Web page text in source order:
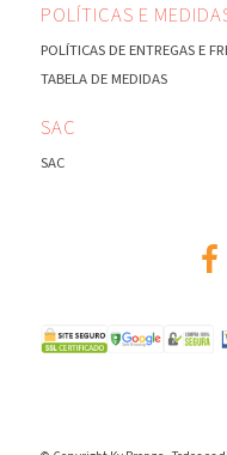
POLÍTICAS E
POLÍTICAS DE ENTREGAS E
TABELA DE MEDIDAS
SAC
SAC